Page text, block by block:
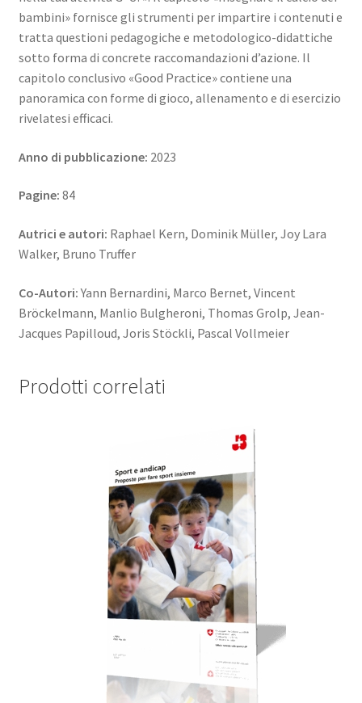
bambini» fornisce gli strumenti per impartire i contenuti e
tratta questioni pedagogiche e metodologico-didattiche
sotto forma di concrete raccomandazioni d’azione. Il
capitolo conclusivo «Good Practice» contiene una
panoramica con forme di gioco, allenamento e di esercizio
rivelatesi efficaci.
Anno di pubblicazione: 2023
Pagine: 84
Autrici e autori: Raphael Kern, Dominik Müller, Joy Lara
Walker, Bruno Truffer
Co-Autori:Yann Bernardini, Marco Bernet, Vincent
Bröckelmann, Manlio Bulgheroni, Thomas Grolp, Jean-
Jacques Papilloud, Joris Stöckli, Pascal Vollmeier
Prodotti correlati